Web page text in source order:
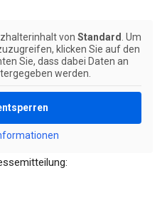
von Standard . Um
klicken Sie auf den
Sie, dass dabei Daten an
werden.